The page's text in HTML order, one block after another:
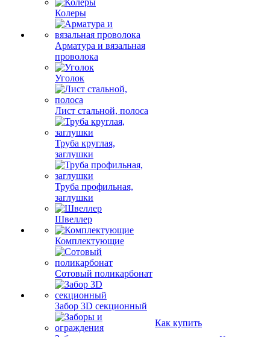
Колеры
Арматура и вязальная
проволока
Уголок
Лист стальной, полоса
Труба круглая,
заглушки
Труба профильная,
заглушки
Швеллер
Комплектующие
Сотовый поликарбонат
Забор 3D секционный
Как купить